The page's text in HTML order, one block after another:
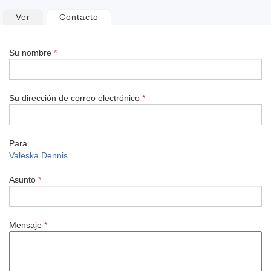
Solapas
Ver Contacto
Su nombre *
Su dirección de correo electrónico *
Para
Valeska Dennis ...
Asunto *
Mensaje *